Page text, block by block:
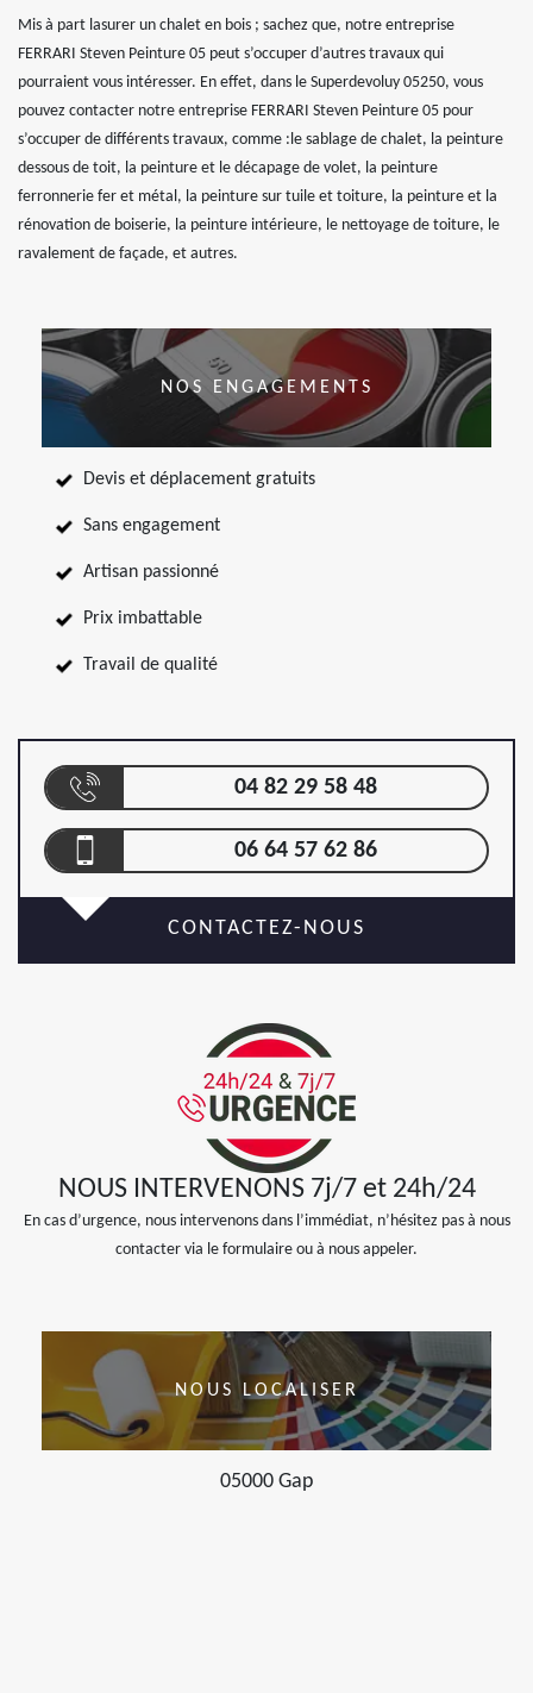
Mis à part lasurer un chalet en bois ; sachez que, notre entreprise
FERRARI Steven Peinture 05 peut s’occuper d’autres travaux qui
pourraient vous intéresser. En effet, dans le Superdevoluy 05250, vous
pouvez contacter notre entreprise FERRARI Steven Peinture 05 pour
s’occuper de différents travaux, comme :le sablage de chalet, la peinture
dessous de toit, la peinture et le décapage de volet, la peinture
ferronnerie fer et métal, la peinture sur tuile et toiture, la peinture et la
rénovation de boiserie, la peinture intérieure, le nettoyage de toiture, le
ravalement de façade, et autres.
NOS ENGAGEMENTS
Devis et déplacement gratuits
Sans engagement
Artisan passionné
Prix imbattable
Travail de qualité
04 82 29 58 48
06 64 57 62 86
CONTACTEZ-NOUS
NOUS INTERVENONS 7j/7 et 24h/24
En cas d’urgence, nous intervenons dans l’immédiat, n’hésitez pas à nous
contacter via le formulaire ou à nous appeler.
NOUS LOCALISER
05000 Gap